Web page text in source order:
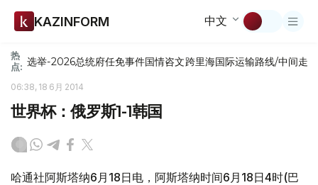
KAZINFORM 中文
热
点: 选举-2026总统府任免事件国情咨文跨里海国际运输路线/中间走廊
06:38, 18 6月 2014
世界杯：俄罗斯1-1韩国
哈通社阿斯塔纳6月18日电，阿斯塔纳时间6月18日4时(巴